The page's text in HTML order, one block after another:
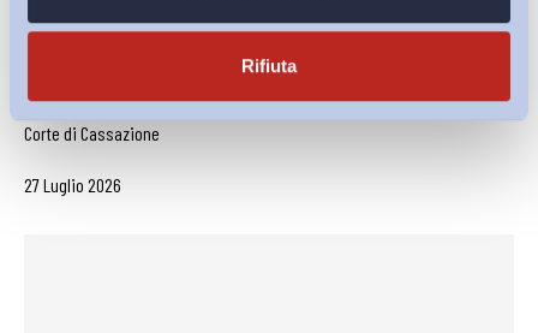
Rifiuta
Corte di Cassazione, sentenza 17 luglio 2026, n. 23436
–...
Corte di Cassazione
27 Luglio 2026